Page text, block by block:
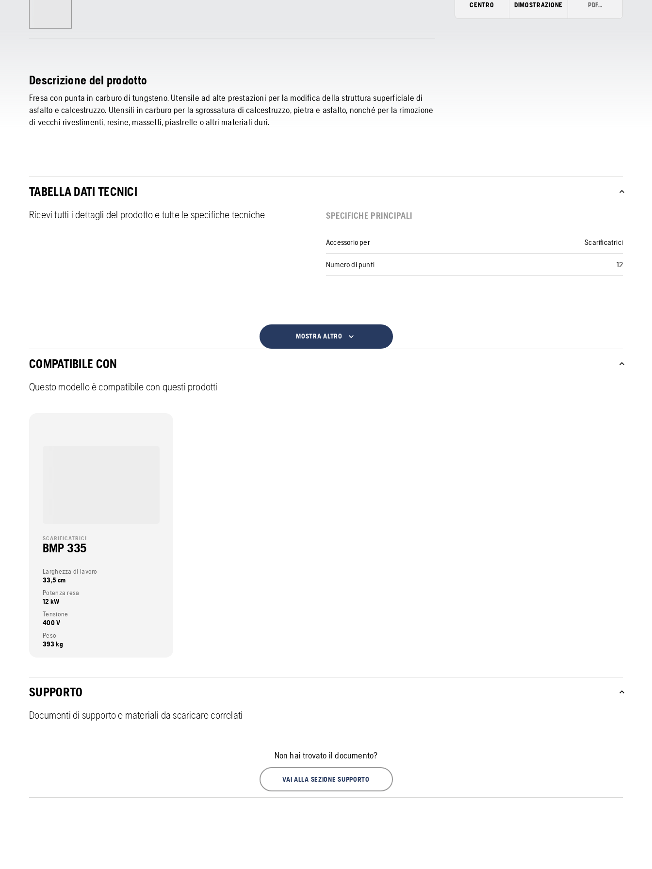
Descrizione del prodotto
Fresa con punta in carburo di tungsteno. Utensile ad alte prestazioni per la modifica della struttura superficiale di
asfalto e calcestruzzo. Utensili in carburo per la sgrossatura di calcestruzzo, pietra e asfalto, nonché per la rimozione
di vecchi rivestimenti, resine, massetti, piastrelle o altri materiali duri.
CENTRO
DIMOSTRAZIONE
PDF…
TABELLA DATI TECNICI
Ricevi tutti i dettagli del prodotto e tutte le specifiche tecniche SPECIFICHE PRINCIPALI
Accessorio per Scarificatrici
Numero di punti 12
MOSTRA ALTRO
COMPATIBILE CON
Questo modello è compatibile con questi prodotti
SCARIFICATRICI
BMP 335
Larghezza di lavoro
33,5 cm
Potenza resa
12 kW
Tensione
400 V
Peso
393 kg
SUPPORTO
Documenti di supporto e materiali da scaricare correlati
Non hai trovato il documento?
VAI ALLA SEZIONE SUPPORTO